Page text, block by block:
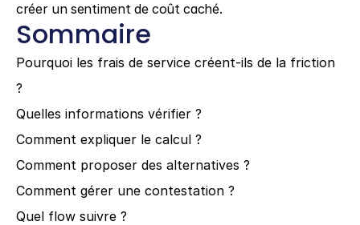
créer un sentiment de coût caché.
Sommaire
Pourquoi les frais de service créent-ils de la friction
?
Quelles informations vérifier ?
Comment expliquer le calcul ?
Comment proposer des alternatives ?
Comment gérer une contestation ?
Quel flow suivre ?